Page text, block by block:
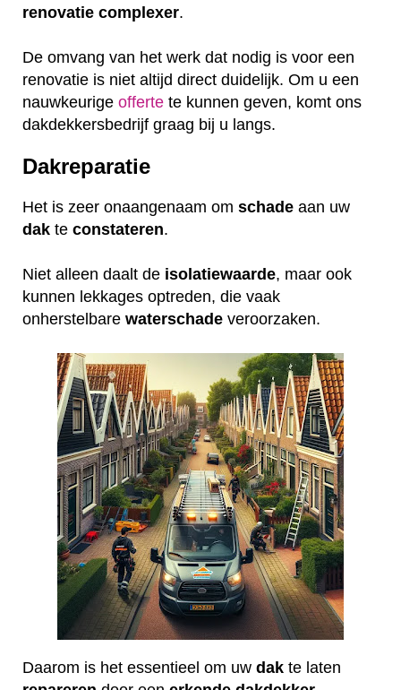
renovatie complexer.
De omvang van het werk dat nodig is voor een
renovatie is niet altijd direct duidelijk. Om u een
nauwkeurige offerte te kunnen geven, komt ons
dakdekkersbedrijf graag bij u langs.
Dakreparatie
Het is zeer onaangenaam om schade aan uw
dak te constateren.
Niet alleen daalt de isolatiewaarde, maar ook
kunnen lekkages optreden, die vaak
onherstelbare waterschade veroorzaken.
Daarom is het essentieel om uw dak te laten